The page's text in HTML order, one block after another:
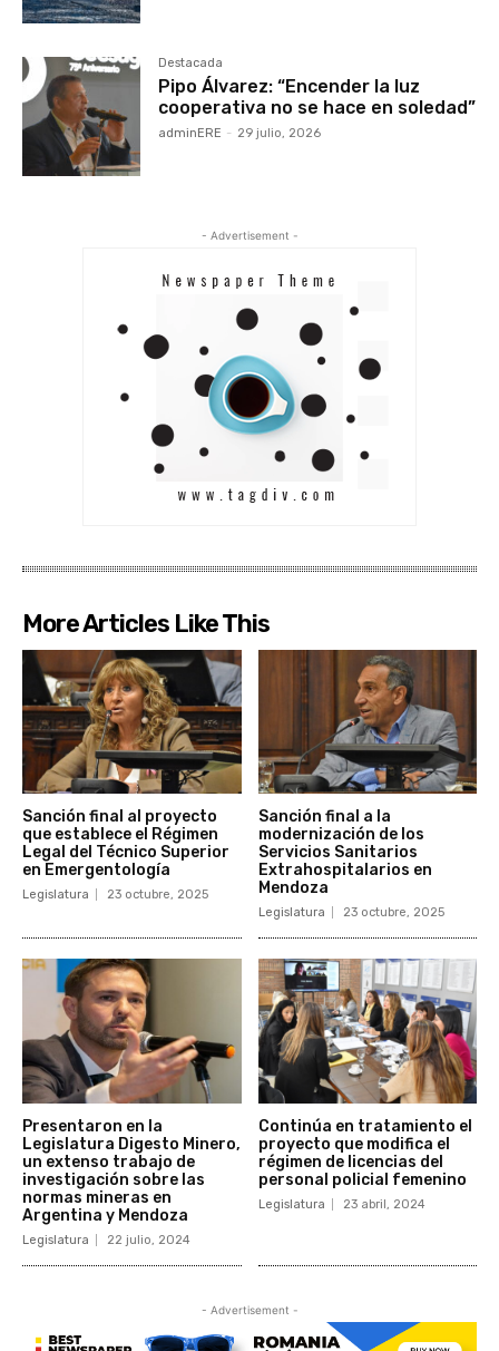
Destacada
Pipo Álvarez: “Encender la luz
cooperativa no se hace en soledad”
adminERE - 29 julio, 2026
- Advertisement -
More Articles Like This
Sanción final al proyecto
que establece el Régimen
Legal del Técnico Superior
en Emergentología
Legislatura 23 octubre, 2025
Sanción final a la
modernización de los
Servicios Sanitarios
Extrahospitalarios en
Mendoza
Legislatura 23 octubre, 2025
Presentaron en la
Legislatura Digesto Minero,
un extenso trabajo de
investigación sobre las
normas mineras en
Argentina y Mendoza
Legislatura 22 julio, 2024
Continúa en tratamiento el
proyecto que modifica el
régimen de licencias del
personal policial femenino
Legislatura 23 abril, 2024
- Advertisement -